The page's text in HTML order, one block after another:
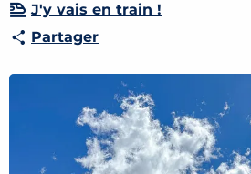
J'y vais en train !
Partager